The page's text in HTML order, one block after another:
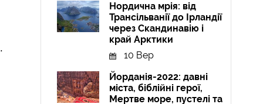
Нордична мрія: від
Трансільванії до Ірландії
через Скандинавію і
край Арктики
10 Вер
Йорданія-2022: давні
міста, біблійні герої,
Мертве море, пустелі та